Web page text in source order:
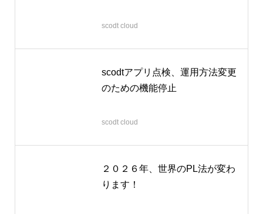
scodt cloud
scodtアプリ点検、運用方法変更
のための機能停止
scodt cloud
２０２６年、世界のPL法が変わ
ります！